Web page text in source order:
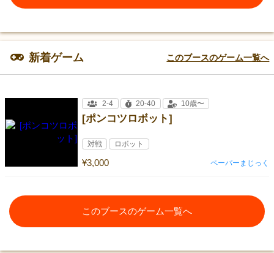
新着ゲーム このブースのゲーム一覧へ
[ポンコツロボット]
¥3,000
2-4 20-40 10歳〜
対戦 ロボット
ペーパーまじっく
このブースのゲーム一覧へ